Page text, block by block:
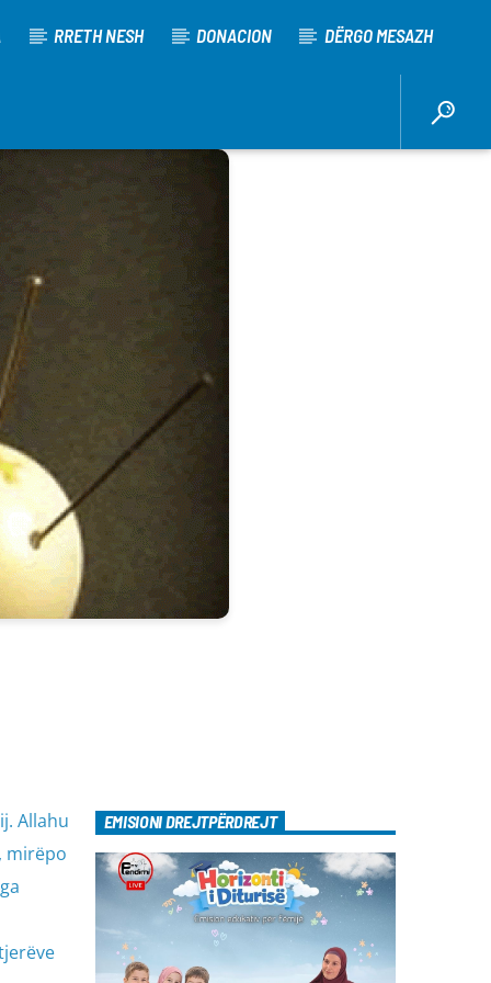
RRETH NESH DONACION DËRGO MESAZH
Allahu
mirëpo
EMISIONI DREJTPËRDREJT